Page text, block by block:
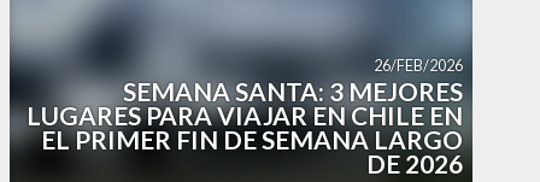
SEMANA SANTA: 3 MEJORES
LUGARES PARA VIAJAR EN CHILE EN
EL PRIMER FIN DE SEMANA LARGO
DE 2026
26/FEB/2026